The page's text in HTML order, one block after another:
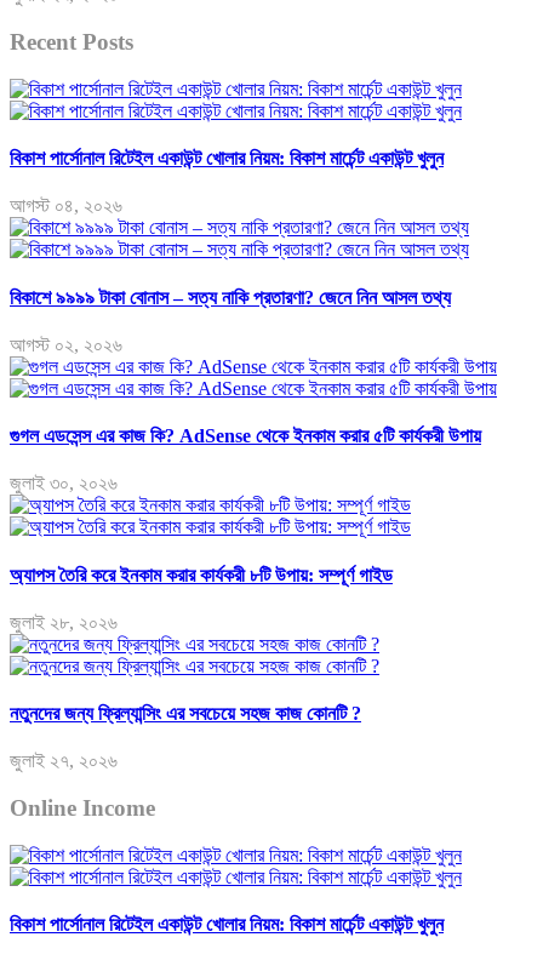
Recent Posts
বিকাশ পার্সোনাল রিটেইল একাউন্ট খোলার নিয়ম: বিকাশ মার্চেন্ট একাউন্ট খুলুন
আগস্ট ০৪, ২০২৬
বিকাশে ৯৯৯৯ টাকা বোনাস – সত্য নাকি প্রতারণা? জেনে নিন আসল তথ্য
আগস্ট ০২, ২০২৬
গুগল এডসেন্স এর কাজ কি? AdSense থেকে ইনকাম করার ৫টি কার্যকরী উপায়
জুলাই ৩০, ২০২৬
অ্যাপস তৈরি করে ইনকাম করার কার্যকরী ৮টি উপায়: সম্পূর্ণ গাইড
জুলাই ২৮, ২০২৬
নতুনদের জন্য ফ্রিল্যান্সিং এর সবচেয়ে সহজ কাজ কোনটি ?
জুলাই ২৭, ২০২৬
Online Income
বিকাশ পার্সোনাল রিটেইল একাউন্ট খোলার নিয়ম: বিকাশ মার্চেন্ট একাউন্ট খুলুন